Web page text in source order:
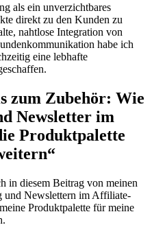
als ein unverzichtbares
​direkt ‌zu⁢ den Kunden zu‌
nahtlose Integration von
habe ich
eine lebhafte
⁢zum Zubehör: Wie
Newsletter im
Produktpalette‌
in diesem ‌Beitrag von meinen
und Newslettern⁤ im Affiliate-
Produktpalette für meine